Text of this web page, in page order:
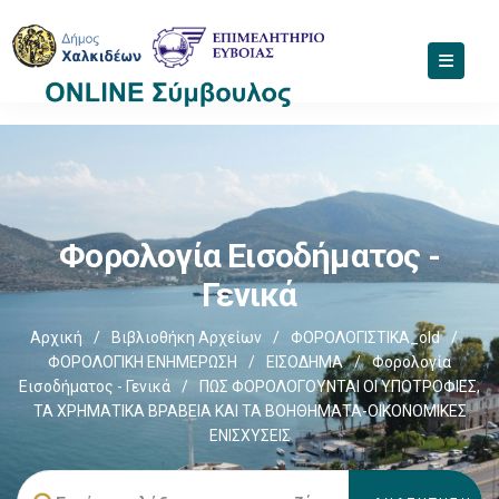
Φορολογία Εισοδήματος -
Γενικά
Αρχική / Βιβλιοθήκη Αρχείων / ΦΟΡΟΛΟΓΙΣΤΙΚΑ_old
/
ΦΟΡΟΛΟΓΙΚΗ ΕΝΗΜΕΡΩΣΗ
/ ΕΙΣΟΔΗΜΑ /
Φορολογία
Εισοδήματος - Γενικά
/
ΠΩΣ ΦΟΡΟΛΟΓΟΥΝΤΑΙ ΟΙ ΥΠΟΤΡΟΦΙΕΣ,
ΤΑ ΧΡΗΜΑΤΙΚΑ ΒΡΑΒΕΙΑ ΚΑΙ ΤΑ ΒΟΗΘΗΜΑΤΑ-ΟΙΚΟΝΟΜΙΚΕΣ
ΕΝΙΣΧΥΣΕΙΣ